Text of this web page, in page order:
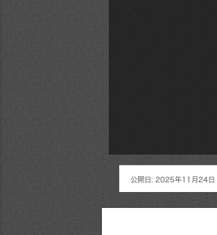
公開日: 2025年11月24日